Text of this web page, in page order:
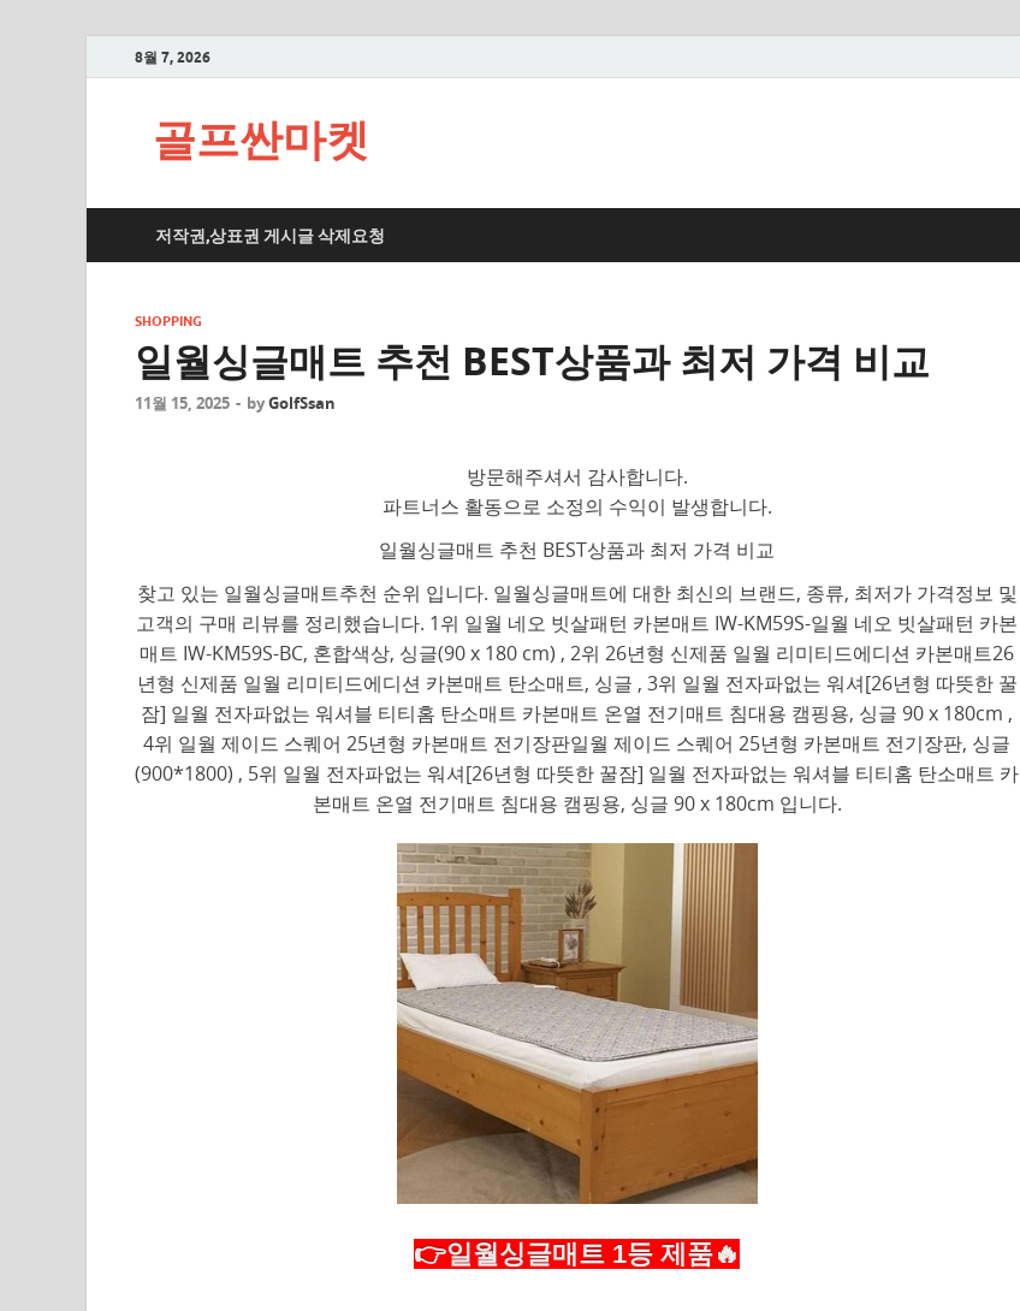
8월 7, 2026
골프싼마켓
저작권,상표권 게시글 삭제요청
SHOPPING
일월싱글매트 추천 BEST상품과 최저 가격 비교
11월 15, 2025 - byGolfSsan
방문해주셔서 감사합니다.
파트너스 활동으로 소정의 수익이 발생합니다.
일월싱글매트 추천 BEST상품과 최저 가격 비교
찾고 있는 일월싱글매트추천 순위 입니다. 일월싱글매트에 대한 최신의 브랜드, 종류, 최저가 가격정보 및
고객의 구매 리뷰를 정리했습니다. 1위 일월 네오 빗살패턴 카본매트 IW-KM59S-일월 네오 빗살패턴 카본
매트 IW-KM59S-BC, 혼합색상, 싱글(90 x 180 cm) , 2위 26년형 신제품 일월 리미티드에디션 카본매트26
년형 신제품 일월 리미티드에디션 카본매트 탄소매트, 싱글 , 3위 일월 전자파없는 워셔[26년형 따뜻한 꿀
잠] 일월 전자파없는 워셔블 티티홈 탄소매트 카본매트 온열 전기매트 침대용 캠핑용, 싱글 90 x 180cm ,
4위 일월 제이드 스퀘어 25년형 카본매트 전기장판일월 제이드 스퀘어 25년형 카본매트 전기장판, 싱글
(900*1800) , 5위 일월 전자파없는 워셔[26년형 따뜻한 꿀잠] 일월 전자파없는 워셔블 티티홈 탄소매트 카
본매트 온열 전기매트 침대용 캠핑용, 싱글 90 x 180cm 입니다.
👉일월싱글매트 1등 제품🔥